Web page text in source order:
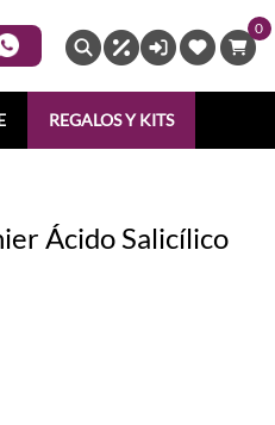
0
REGALOS Y KITS
Ácido Salicílico